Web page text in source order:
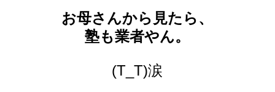
お母さんから見たら、
塾も業者やん。
(T_T)涙